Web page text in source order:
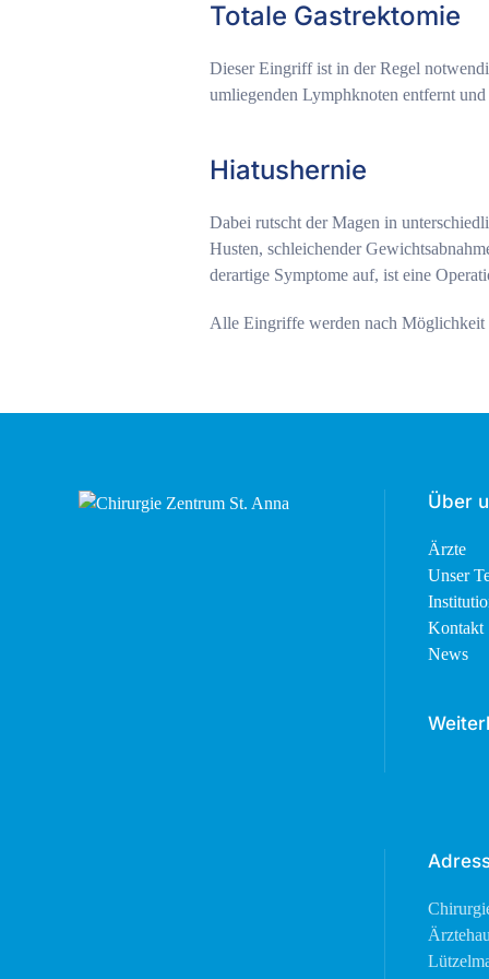
Totale Gastrektomie
Dieser Eingriff ist in der Regel
umliegenden Lymphknoten entfernt
Hiatushernie
Dabei rutscht der Magen in
Husten, schleichender
derartige Symptome auf, ist eine
Alle Eingriffe werden nach
Über
Ärzte
Unser
Kontakt
News